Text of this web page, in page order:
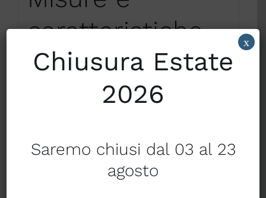
caratteristiche
del guanciale a
tre camere
Dimensioni standard
Chiusura Estate
2026
Saremo chiusi dal 03 al 23
agosto
x